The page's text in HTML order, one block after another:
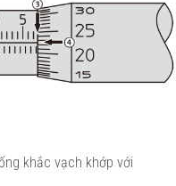
khắc vạch khớp với